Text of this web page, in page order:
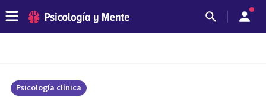
Psicología clínica